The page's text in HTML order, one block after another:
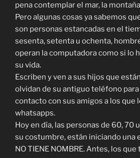
pena contemplar el mar, la
Pero algunas cosas ya sabemos
son personas estancadas en el
sesenta, setenta u ochenta,
operan la computadora como si lo
su vida.
Escriben y ven a sus hijos que
olvidan de su antiguo teléfono
contacto con sus amigos a los que
whatsapps.
Hoy en día, las personas de 60, 70
su costumbre, están iniciando una
NO TIENE NOMBRE. Antes, los